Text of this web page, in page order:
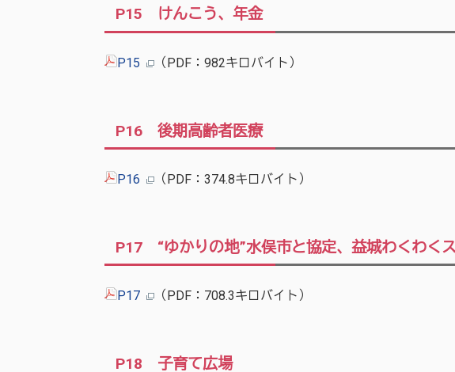
P15 けんこう、年金
P15 （PDF：982キロバイト）
P16 後期高齢者医療
P16 （PDF：374.8キロバイト）
P17 “ゆかりの地”水俣市と協定、益城わくわく
P17 （PDF：708.3キロバイト）
P18 子育て広場